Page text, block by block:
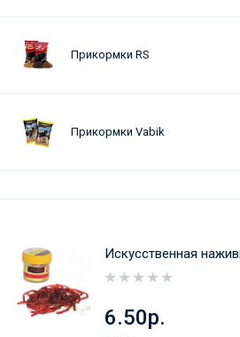
Прикормки RS
Прикормки Vabik
Искусственная
6.50р.